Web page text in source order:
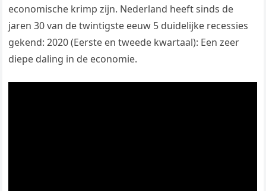
economische krimp zijn. Nederland heeft sinds de
jaren 30 van de twintigste eeuw 5 duidelijke recessies
gekend: 2020 (Eerste en tweede kwartaal): Een zeer
diepe daling in de economie.